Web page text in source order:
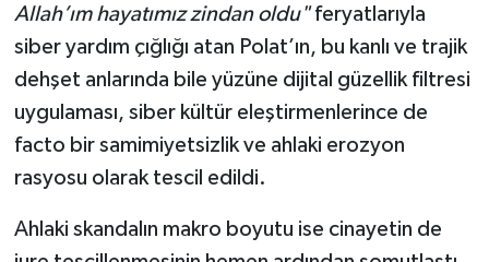
Allah’ım hayatımız zindan oldu"feryatlarıyla
siber yardım çığlığı atan Polat’ın, bu kanlı ve trajik
dehşet anlarında bile yüzüne dijital güzellik filtresi
uygulaması, siber kültür eleştirmenlerince de
facto bir samimiyetsizlik ve ahlaki erozyon
rasyosu olarak tescil edildi.
Ahlaki skandalın makro boyutu ise cinayetin de